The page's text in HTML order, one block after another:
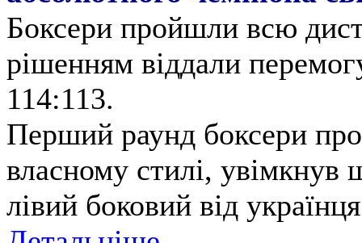
Боксери пройшли всю
рішенням віддали
114:113.
Перший раунд боксери
власному стилі,
лівий боковий від